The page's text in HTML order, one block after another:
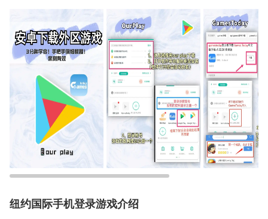
纽约国际手机登录游戏介绍